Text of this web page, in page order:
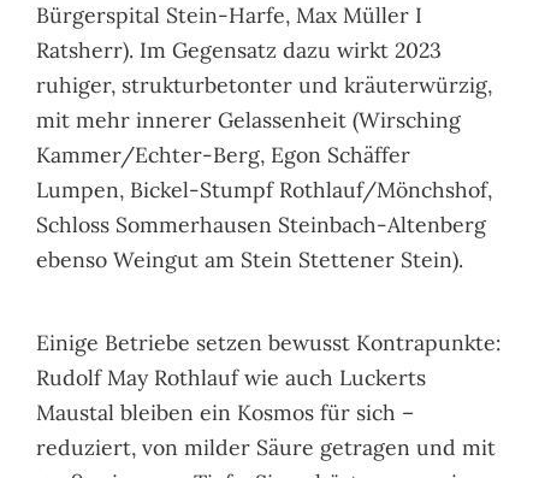
Bürgerspital Stein-Harfe, Max Müller I
Ratsherr). Im Gegensatz dazu wirkt 2023
ruhiger, strukturbetonter und kräuterwürzig,
mit mehr innerer Gelassenheit (Wirsching
Kammer/Echter-Berg, Egon Schäffer
Lumpen, Bickel-Stumpf Rothlauf/Mönchshof,
Schloss Sommerhausen Steinbach-Altenberg
ebenso Weingut am Stein Stettener Stein).
Einige Betriebe setzen bewusst Kontrapunkte:
Rudolf May Rothlauf wie auch Luckerts
Maustal bleiben ein Kosmos für sich –
reduziert, von milder Säure getragen und mit